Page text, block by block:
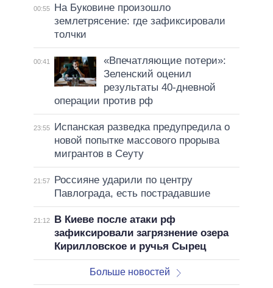
00:55
На Буковине произошло
землетрясение: где зафиксировали
толчки
00:41
«Впечатляющие потери»:
Зеленский оценил
результаты 40-дневной
операции против рф
23:55
Испанская разведка предупредила о
новой попытке массового прорыва
мигрантов в Сеуту
21:57
Россияне ударили по центру
Павлограда, есть пострадавшие
21:12
В Киеве после атаки рф
зафиксировали загрязнение озера
Кирилловское и ручья Сырец
Больше новостей